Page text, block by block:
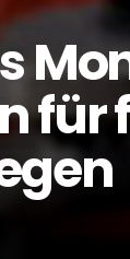
für